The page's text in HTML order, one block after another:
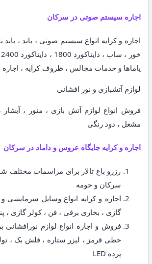
اجاره سیستم صوتی در سرکان
اجاره و کرایه انواع سیستم صوتی ، باند ،
یاماها و خدمات مجالس ، ظروف کرایه ،
لوازم آتشبازی و نور افشانی
فروش انواع لوازم آتش بازی ، منور ، آبشار ،
مشعل ، دود رنگی
اجاره و کرایه جایگاه عروس و داماد در سرکان
رزرو باغ تالار برای مراسمات مختلف
سرکان و حومه
اجاره و کرایه انواع وسایل سرمایشی
گازی ، بخاری برقی ، فن ، کولر گازی ،
فروش و اجاره انواع لوازم نورافشانی
خطی قرمز ، لیزر ستاره ، فلش بک ،
پرده LED